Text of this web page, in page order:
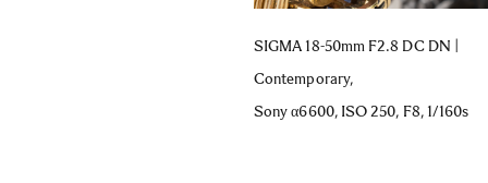
SIGMA 18-50mm F2.8 DC DN |
Contemporary,
Sony α6600, ISO 250, F8, 1/160s